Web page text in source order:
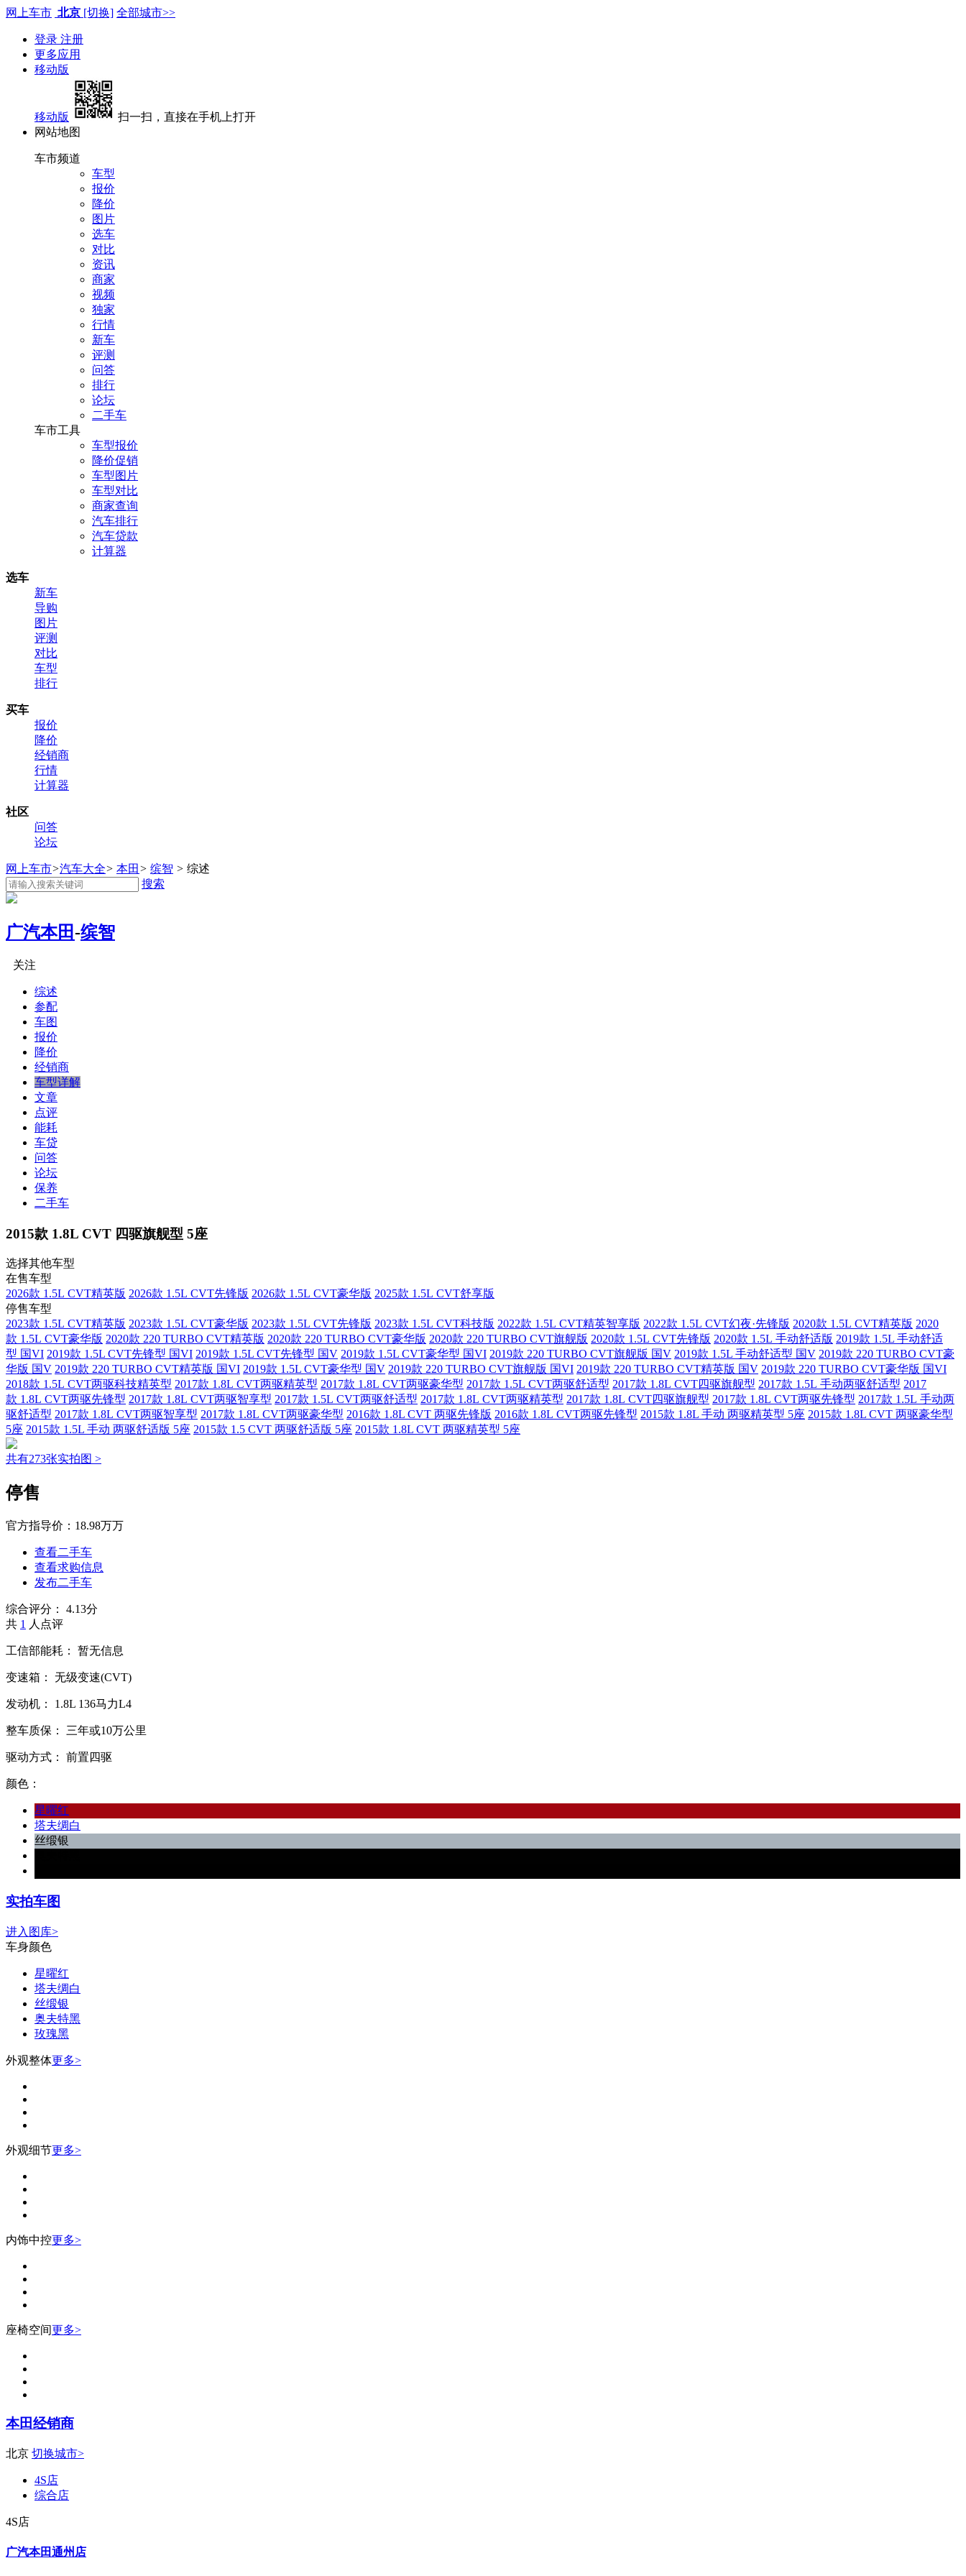
网上车市 北京 [切换] 全部城市>>
登录 注册
更多应用
移动版
移动版
扫一扫，直接在手机上打开
网站地图
车市频道
车型
报价
降价
图片
选车
对比
资讯
商家
视频
独家
行情
新车
评测
问答
排行
论坛
二手车
车市工具
车型报价
降价促销
车型图片
车型对比
商家查询
汽车排行
汽车贷款
计算器
选车
新车
导购
图片
评测
对比
车型
排行
买车
报价
降价
经销商
行情
计算器
社区
问答
论坛
网上车市>汽车大全> 本田 > 缤智 > 综述
搜索
广汽本田-缤智
关注
综述
参配
车图
报价
降价
经销商
车型详解
文章
点评
能耗
车贷
问答
论坛
保养
二手车
2015款 1.8L CVT 四驱旗舰型 5座
选择其他车型
在售车型
2026款 1.5L CVT精英版 2026款 1.5L CVT先锋版 2026款 1.5L CVT豪华版 2025款 1.5L CVT舒享版
停售车型
2023款 1.5L CVT精英版 2023款 1.5L CVT豪华版 2023款 1.5L CVT先锋版 2023款 1.5L CVT科技版 2022款 1.5L CVT精英智享版 2022款 1.5L CVT幻夜·先锋版 2020款 1.5L CVT精英版 2020
款 1.5L CVT豪华版 2020款 220 TURBO CVT精英版 2020款 220 TURBO CVT豪华版 2020款 220 TURBO CVT旗舰版 2020款 1.5L CVT先锋版 2020款 1.5L 手动舒适版 2019款 1.5L 手动舒适
型 国VI 2019款 1.5L CVT先锋型 国VI 2019款 1.5L CVT先锋型 国V 2019款 1.5L CVT豪华型 国VI 2019款 220 TURBO CVT旗舰版 国V 2019款 1.5L 手动舒适型 国V 2019款 220 TURBO CVT豪
华版 国V 2019款 220 TURBO CVT精英版 国VI 2019款 1.5L CVT豪华型 国V 2019款 220 TURBO CVT旗舰版 国VI 2019款 220 TURBO CVT精英版 国V 2019款 220 TURBO CVT豪华版 国VI
2018款 1.5L CVT两驱科技精英型 2017款 1.8L CVT两驱精英型 2017款 1.8L CVT两驱豪华型 2017款 1.5L CVT两驱舒适型 2017款 1.8L CVT四驱旗舰型 2017款 1.5L 手动两驱舒适型 2017
款 1.8L CVT两驱先锋型 2017款 1.8L CVT两驱智享型 2017款 1.5L CVT两驱舒适型 2017款 1.8L CVT两驱精英型 2017款 1.8L CVT四驱旗舰型 2017款 1.8L CVT两驱先锋型 2017款 1.5L 手动两
驱舒适型 2017款 1.8L CVT两驱智享型 2017款 1.8L CVT两驱豪华型 2016款 1.8L CVT 两驱先锋版 2016款 1.8L CVT两驱先锋型 2015款 1.8L 手动 两驱精英型 5座 2015款 1.8L CVT 两驱豪华型
5座 2015款 1.5L 手动 两驱舒适版 5座 2015款 1.5 CVT 两驱舒适版 5座 2015款 1.8L CVT 两驱精英型 5座
共有273张实拍图 >
停售
官方指导价： 18.98万万
查看二手车
查看求购信息
发布二手车
综合评分：
4.13分
共 1 人点评
工信部能耗： 暂无信息
变速箱： 无级变速(CVT)
发动机： 1.8L 136马力L4
整车质保： 三年或10万公里
驱动方式： 前置四驱
颜色：
星曜红
塔夫绸白
丝缎银
实拍车图
进入图库>
车身颜色
星曜红
塔夫绸白
丝缎银
奥夫特黑
玫瑰黑
外观整体更多>
外观细节更多>
内饰中控更多>
座椅空间更多>
本田经销商
北京 切换城市>
4S店
综合店
4S店
广汽本田通州店